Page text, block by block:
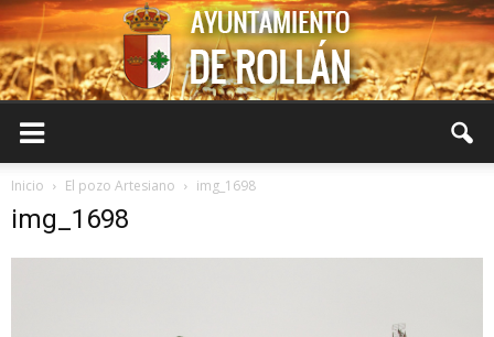
Inicio El pozo Artesiano img_1698
img_1698